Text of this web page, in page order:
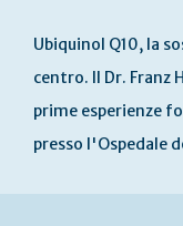
Ubiquinol Q10, la
centro. Il Dr. Franz
prime esperienze
presso l'Ospedale